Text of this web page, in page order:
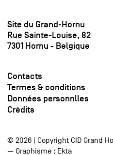
Site du Grand-Hornu
Rue Sainte-Louise, 82
7301 Hornu - Belgique
Contacts
Termes & conditions
Données personnlles
Crédits
© 2026 | Copyright CID Grand
— Graphisme : Ekta